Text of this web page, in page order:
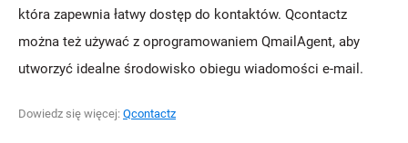
która zapewnia łatwy dostęp do kontaktów. Qcontactz
można też używać z oprogramowaniem QmailAgent, aby
utworzyć idealne środowisko obiegu wiadomości e-mail.
Dowiedz się więcej: Qcontactz